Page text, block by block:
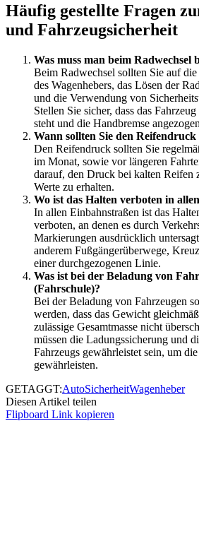
Häufig gestellte Fragen
und Fahrzeugsicherheit
Was muss man beim Radwechsel
Beim Radwechsel sollten Sie auf
des Wagenhebers, das Lösen der
und die Verwendung von
Stellen Sie sicher, dass das
steht und die Handbremse
Wann sollten Sie den
Den Reifendruck sollten Sie
im Monat, sowie vor längeren
darauf, den Druck bei kalten Reifen
Werte zu erhalten.
Wo ist das Halten verboten in
In allen Einbahnstraßen ist das
verboten, an denen es durch
Markierungen ausdrücklich
anderem Fußgängerüberwege,
einer durchgezogenen Linie.
Was ist bei der Beladung von
(Fahrschule)?
Bei der Beladung von Fahrzeugen
werden, dass das Gewicht
zulässige Gesamtmasse nicht
müssen die Ladungssicherung und
Fahrzeugs gewährleistet sein, um
gewährleisten.
GETAGGT:AutoSicherheitWagenheber
Diesen Artikel teilen
Flipboard Link kopieren